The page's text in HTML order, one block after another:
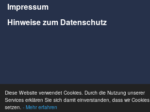
Diese Website verwendet Cookies. Durch die Nutzung unserer
Services erklären Sie sich damit einverstanden, dass wir Cookies
setzen. - Mehr erfahren
Impressum
Hinweise zum Datenschutz
Webdesign Seventum